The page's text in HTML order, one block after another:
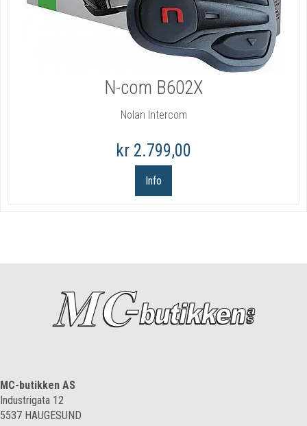
N-com B602X
Nolan Intercom
kr 2.799,00
Info
MC-butikken AS
Industrigata 12
5537 HAUGESUND